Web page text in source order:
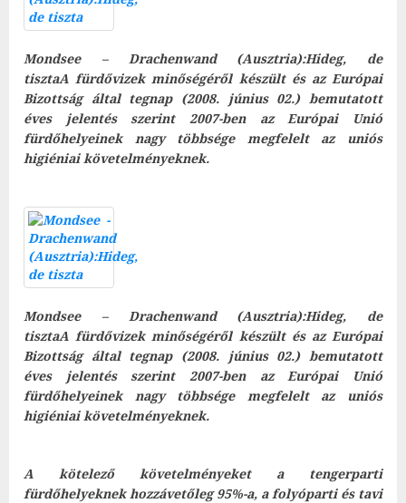
Mondsee – Drachenwand (Ausztria):Hideg, de
tisztaA fürdővizek minőségéről készült és az Európai
Bizottság által tegnap (2008. június 02.) bemutatott
éves jelentés szerint 2007-ben az Európai Unió
fürdőhelyeinek nagy többsége megfelelt az uniós
higiéniai követelményeknek.
Mondsee – Drachenwand (Ausztria):Hideg, de
tisztaA fürdővizek minőségéről készült és az Európai
Bizottság által tegnap (2008. június 02.) bemutatott
éves jelentés szerint 2007-ben az Európai Unió
fürdőhelyeinek nagy többsége megfelelt az uniós
higiéniai követelményeknek.
A kötelező követelményeket a tengerparti
fürdőhelyeknek hozzávetőleg 95%-a, a folyóparti és tavi